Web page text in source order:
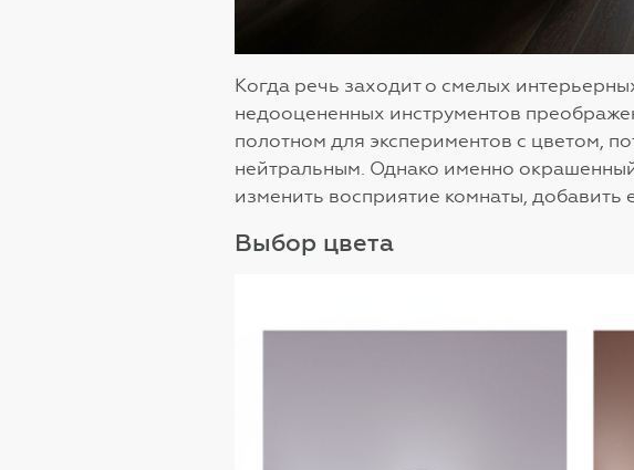
Когда речь заходит о смелых
недооцененных инструментов
полотном для экспериментов с цветом,
нейтральным. Однако именно
изменить восприятие комнаты,
Выбор цвета